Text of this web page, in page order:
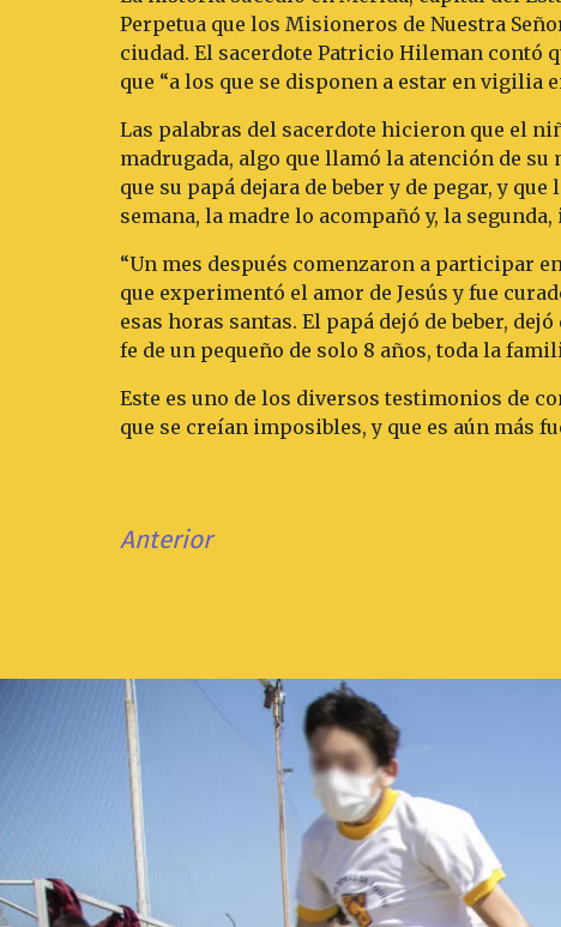
Perpetua que los Misioneros de Nuestra
ciudad. El sacerdote Patricio Hileman contó
que “a los que se disponen a estar en vigilia
Las palabras del sacerdote hicieron que el
madrugada, algo que llamó la atención de
que su papá dejara de beber y de pegar, y
semana, la madre lo acompañó y, la
“Un mes después comenzaron a participar
que experimentó el amor de Jesús y fue
esas horas santas. El papá dejó de beber,
fe de un pequeño de solo 8 años, toda la
Este es uno de los diversos testimonios de
que se creían imposibles, y que es aún más
Anterior